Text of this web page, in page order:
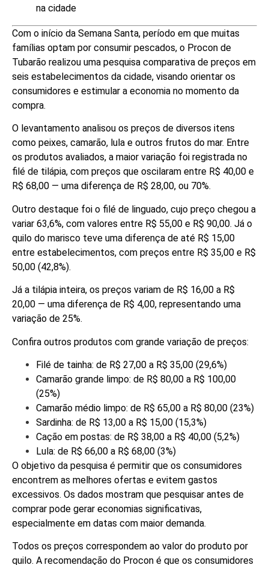
na cidade
Com o início da Semana Santa, período em que muitas
famílias optam por consumir pescados, o Procon de
Tubarão realizou uma pesquisa comparativa de preços em
seis estabelecimentos da cidade, visando orientar os
consumidores e estimular a economia no momento da
compra.
O levantamento analisou os preços de diversos itens
como peixes, camarão, lula e outros frutos do mar. Entre
os produtos avaliados, a maior variação foi registrada no
filé de tilápia, com preços que oscilaram entre R$ 40,00 e
R$ 68,00 — uma diferença de R$ 28,00, ou 70%.
Outro destaque foi o filé de linguado, cujo preço chegou a
variar 63,6%, com valores entre R$ 55,00 e R$ 90,00. Já o
quilo do marisco teve uma diferença de até R$ 15,00
entre estabelecimentos, com preços entre R$ 35,00 e R$
50,00 (42,8%).
Já a tilápia inteira, os preços variam de R$ 16,00 a R$
20,00 — uma diferença de R$ 4,00, representando uma
variação de 25%.
Confira outros produtos com grande variação de preços:
Filé de tainha: de R$ 27,00 a R$ 35,00 (29,6%)
Camarão grande limpo: de R$ 80,00 a R$ 100,00
(25%)
Camarão médio limpo: de R$ 65,00 a R$ 80,00 (23%)
Sardinha: de R$ 13,00 a R$ 15,00 (15,3%)
Cação em postas: de R$ 38,00 a R$ 40,00 (5,2%)
Lula: de R$ 66,00 a R$ 68,00 (3%)
O objetivo da pesquisa é permitir que os consumidores
encontrem as melhores ofertas e evitem gastos
excessivos. Os dados mostram que pesquisar antes de
comprar pode gerar economias significativas,
especialmente em datas com maior demanda.
Todos os preços correspondem ao valor do produto por
quilo. A recomendação do Procon é que os consumidores